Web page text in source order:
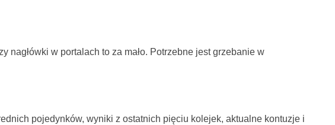
nagłówki w portalach to za mało. Potrzebne jest grzebanie w
pojedynków, wyniki z ostatnich pięciu kolejek, aktualne kontuzje i